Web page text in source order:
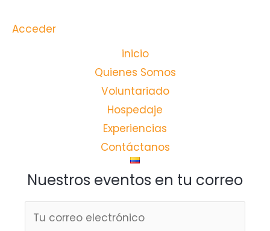
Acceder
inicio
Quienes Somos
Voluntariado
Hospedaje
Experiencias
Contáctanos
Nuestros eventos en tu correo